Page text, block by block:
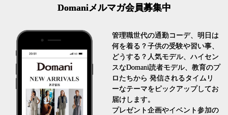
Domaniメルマガ会員募集中
管理職世代の通勤コーデ、明日は
何を着る？子供の受験や習い事、
どうする？人気モデル、ハイセン
スなDomani読者モデル、教育のプ
ロたちから 発信されるタイムリ
ーなテーマをピックアップしてお
届けします。
プレゼント企画やイベント参加の